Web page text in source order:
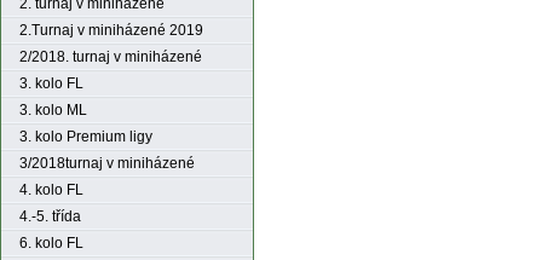
2. turnaj v miniházené
2.Turnaj v miniházené 2019
2/2018. turnaj v miniházené
3. kolo FL
3. kolo ML
3. kolo Premium ligy
3/2018turnaj v miniházené
4. kolo FL
4.-5. třída
6. kolo FL